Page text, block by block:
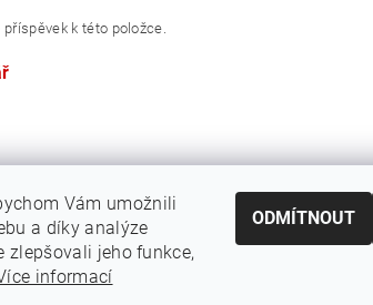
k této položce.
Vám umožnili
a díky analýze
zlepšovali jeho funkce,
informací
ODMÍTNOUT